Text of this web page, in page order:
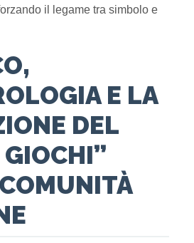
il legame tra simbolo e
E LA
DEL